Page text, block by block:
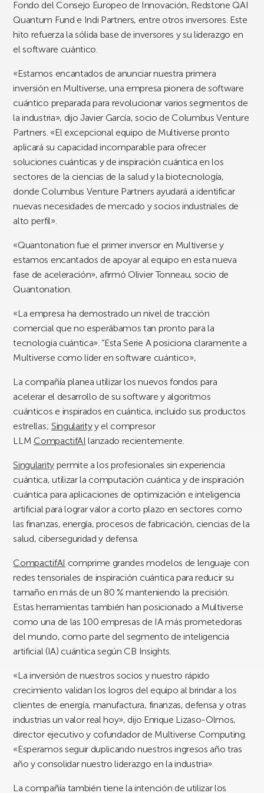
Fondo del Consejo Europeo de Innovación, Redstone QAI
Quantum Fund e Indi Partners, entre otros inversores. Este
hito refuerza la sólida base de inversores y su liderazgo en
el software cuántico.
«Estamos encantados de anunciar nuestra primera
inversión en Multiverse, una empresa pionera de software
cuántico preparada para revolucionar varios segmentos de
la industria», dijo Javier García, socio de Columbus Venture
Partners. «El excepcional equipo de Multiverse pronto
aplicará su capacidad incomparable para ofrecer
soluciones cuánticas y de inspiración cuántica en los
sectores de la ciencias de la salud y la biotecnología,
donde Columbus Venture Partners ayudará a identificar
nuevas necesidades de mercado y socios industriales de
alto perfil».
«Quantonation fue el primer inversor en Multiverse y
estamos encantados de apoyar al equipo en esta nueva
fase de aceleración», afirmó Olivier Tonneau, socio de
Quantonation.
«La empresa ha demostrado un nivel de tracción
comercial que no esperábamos tan pronto para la
tecnología cuántica». “Esta Serie A posiciona claramente a
Multiverse como líder en software cuántico»,
La compañía planea utilizar los nuevos fondos para
acelerar el desarrollo de su software y algoritmos
cuánticos e inspirados en cuántica, incluido sus productos
estrellas; Singularityy el compresor
LLMCompactifAI lanzado recientemente.
Singularitypermite a los profesionales sin experiencia
cuántica, utilizar la computación cuántica y de inspiración
cuántica para aplicaciones de optimización e inteligencia
artificial para lograr valor a corto plazo en sectores como
las finanzas, energía, procesos de fabricación, ciencias de la
salud, ciberseguridad y defensa.
CompactifAI comprime grandes modelos de lenguaje con
redes tensoriales de inspiración cuántica para reducir su
tamaño en más de un 80 % manteniendo la precisión.
Estas herramientas también han posicionado a Multiverse
como una de las 100 empresas de IA más prometedoras
del mundo, como parte del segmento de inteligencia
artificial (IA) cuántica según CB Insights.
«La inversión de nuestros socios y nuestro rápido
crecimiento validan los logros del equipo al brindar a los
clientes de energía, manufactura, finanzas, defensa y otras
industrias un valor real hoy», dijo Enrique Lizaso-Olmos,
director ejecutivo y cofundador de Multiverse Computing.
«Esperamos seguir duplicando nuestros ingresos año tras
año y consolidar nuestro liderazgo en la industria».
La compañía también tiene la intención de utilizar los